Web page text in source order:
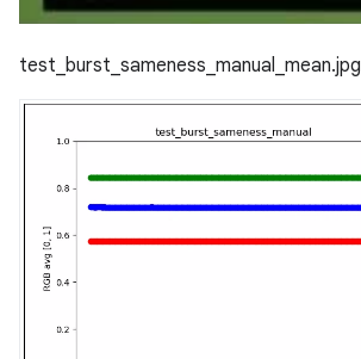
test_burst_sameness_manual_mean.jpg